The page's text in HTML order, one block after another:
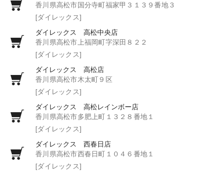
香川県高松市国分寺町福家甲３１３９番地３
[ダイレックス]
ダイレックス 高松中央店
香川県高松市上福岡町字深田８２２
[ダイレックス]
ダイレックス 高松店
香川県高松市木太町９区
[ダイレックス]
ダイレックス 高松レインボー店
香川県高松市多肥上町１３２８番地１
[ダイレックス]
ダイレックス 西春日店
香川県高松市西春日町１０４６番地１
[ダイレックス]